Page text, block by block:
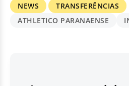
NEWS
TRANSFERÊNCIAS
ATHLETICO PARANAENSE